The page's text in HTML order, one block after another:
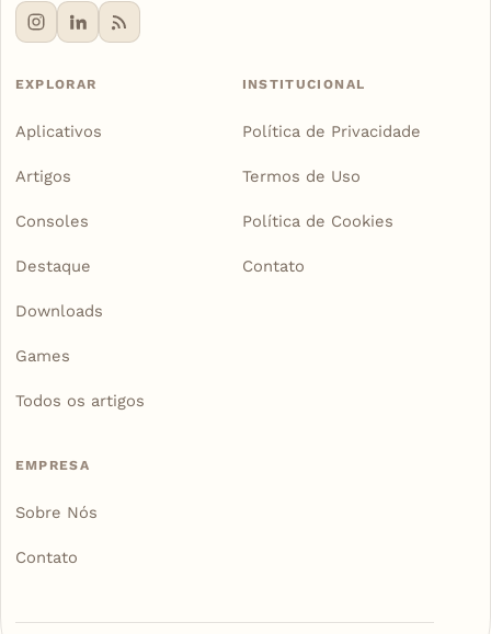
EXPLORAR
Aplicativos
Artigos
Consoles
Destaque
Downloads
Games
Todos os artigos
INSTITUCIONAL
Política de Privacidade
Termos de Uso
Política de Cookies
Contato
EMPRESA
Sobre Nós
Contato